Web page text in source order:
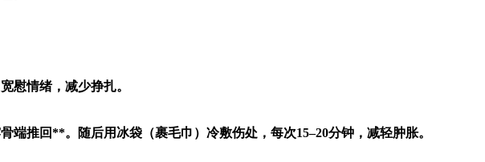
慰情绪，减少挣扎。
推回**。随后用冰袋（裹毛巾）冷敷伤处，每次15–20分钟，减轻肿胀。